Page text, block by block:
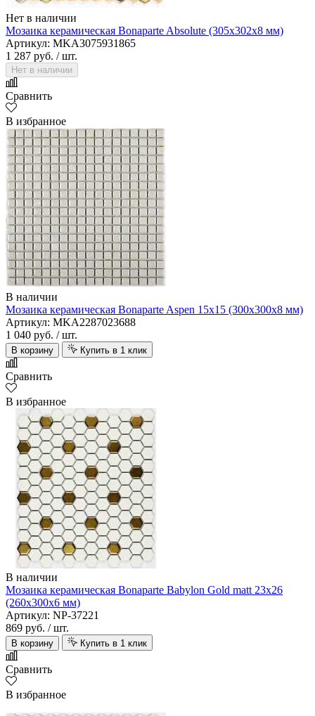
Нет в наличии
Мозаика керамическая Bonaparte Absolute (305х302х8 мм)
Артикул: MKA3075931865
1 287 руб. / шт.
Нет в наличии
Сравнить
В избранное
В наличии
Мозаика керамическая Bonaparte Aspen 15х15 (300х300х8 мм)
Артикул: MKA2287023688
1 040 руб. / шт.
В корзину Купить в 1 клик
Сравнить
В избранное
В наличии
Мозаика керамическая Bonaparte Babylon Gold matt 23х26
(260х300х6 мм)
Артикул: NP-37221
869 руб. / шт.
В корзину Купить в 1 клик
Сравнить
В избранное